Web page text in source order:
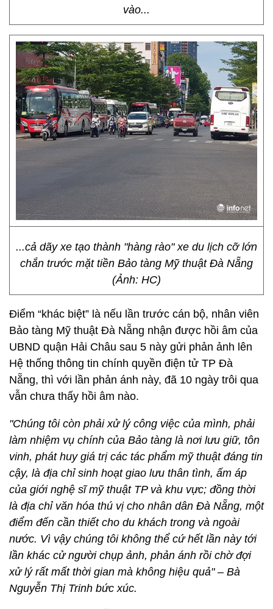
vào...
...cả dãy xe tạo thành "hàng rào" xe du lịch cỡ lớn
chắn trước mặt tiền Bảo tàng Mỹ thuật Đà Nẵng
(Ảnh: HC)
Điểm “khác biệt” là nếu lần trước cán bộ, nhân viên
Bảo tàng Mỹ thuật Đà Nẵng nhận được hồi âm của
UBND quận Hải Châu sau 5 này gửi phản ảnh lên
Hệ thống thông tin chính quyền điện tử TP Đà
Nẵng, thì với lần phản ánh này, đã 10 ngày trôi qua
vẫn chưa thấy hồi âm nào.
"Chúng tôi còn phải xử lý công việc của mình, phải
làm nhiệm vụ chính của Bảo tàng là nơi lưu giữ, tôn
vinh, phát huy giá trị các tác phẩm mỹ thuật đáng tin
cậy, là địa chỉ sinh hoạt giao lưu thân tình, ấm áp
của giới nghệ sĩ mỹ thuật TP và khu vực; đồng thời
là địa chỉ văn hóa thú vị cho nhân dân Đà Nẵng, một
điểm đến cần thiết cho du khách trong và ngoài
nước. Vì vậy chúng tôi không thể cứ hết lần này tới
lần khác cử người chụp ảnh, phản ánh rồi chờ đợi
xử lý rất mất thời gian mà không hiệu quả" – Bà
Nguyễn Thị Trinh bức xúc.